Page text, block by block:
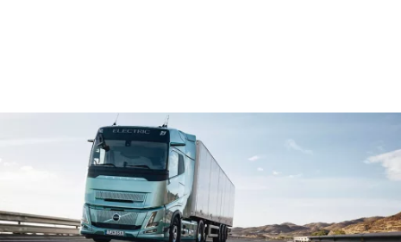
Локатор на дилери
Volvo Truck Builder
Контактирајте нѐ